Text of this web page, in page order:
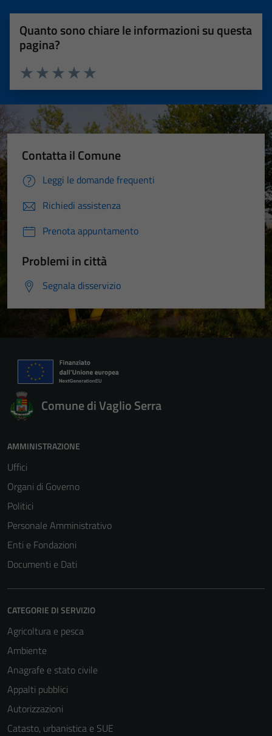
Quanto sono chiare le informazioni su questa
pagina?
Valuta 5 stelle su 5
Valuta 4 stelle su 5
Valuta 3 stelle su 5
Valuta 2 stelle su 5
Valuta 1 stelle su 5
Contatta il Comune
Leggi le domande frequenti
Richiedi assistenza
Prenota appuntamento
Problemi in città
Segnala disservizio
Comune di Vaglio Serra
AMMINISTRAZIONE
Uffici
Organi di Governo
Politici
Personale Amministrativo
Enti e Fondazioni
Documenti e Dati
CATEGORIE DI SERVIZIO
Agricoltura e pesca
Ambiente
Anagrafe e stato civile
Appalti pubblici
Autorizzazioni
Catasto, urbanistica e SUE